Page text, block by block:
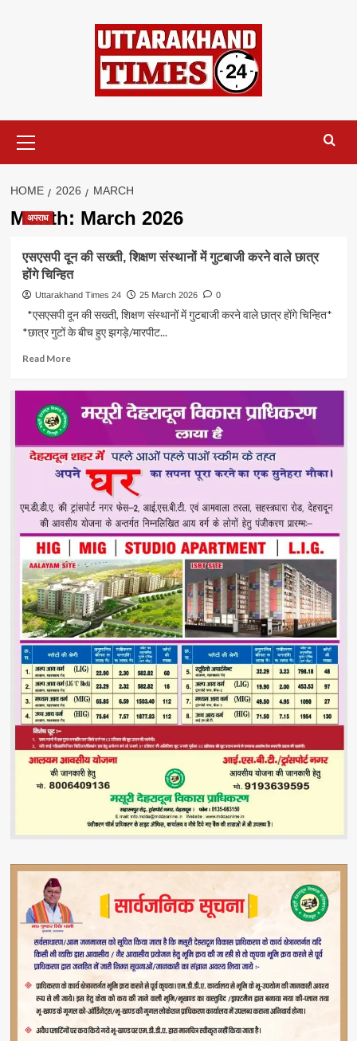
Menu
HOME 2026 MARCH
Month: March 2026
अपराध
एसएसपी दून की सख्ती, शिक्षण संस्थानों में गुटबाजी करने वाले छात्र
होंगे चिन्हित
Uttarakhand Times 24 25 March 2026 0
*एसएसपी दून की सख्ती, शिक्षण संस्थानों में गुटबाजी करने वाले छात्र होंगे चिन्हित*
*छात्र गुटों के बीच हुए झगड़े/मारपीट...
Read MoreRead
दून
सख्ती,
शिक्षण
संस्थानों
गुटबाजी
करने
वाले
छात्र
होंगे
चिन्हित